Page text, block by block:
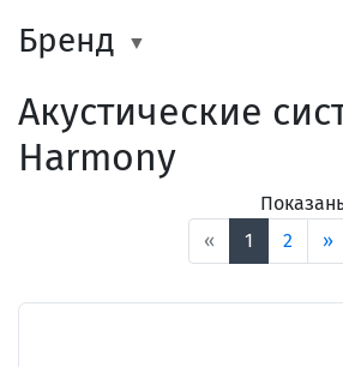
Бренд
Акустические
Harmony
«
1 2 »